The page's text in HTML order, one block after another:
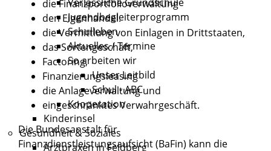
Jugendbegleiterprogramm
Schulleben
Aktuelles / Termine
So arbeiten wir
Unser Leitbild
Schul - ABC
Kooperation
Kinderinsel
Gesundheit & Soziales
Arztpraxen in Feldberg
die Finanzportfolioverwaltung
den Eigenhandel.
die Vermittlung von Einlagen in Drittstaaten,
das Sortengeschäft,
Factoring,
Finanzierungsleasing
die Anlageverwaltung und
eingeschränktes Verwahrgeschäft.
Die Bundesanstalt für
Finanzdienstleistungsaufsicht (BaFin) kann die